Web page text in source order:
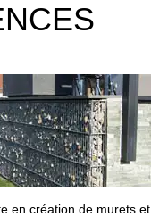
en création de murets et